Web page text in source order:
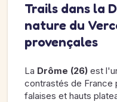
Trails dans la
nature du
provençales
La Drôme (26) est
contrastés de France
falaises et hauts